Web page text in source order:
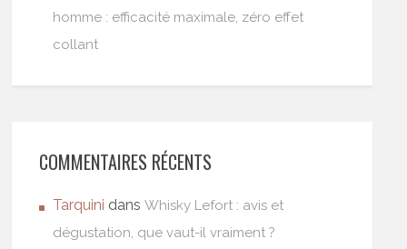
homme : efficacité maximale, zéro effet
collant
COMMENTAIRES RÉCENTS
Tarquini dansWhisky Lefort : avis et
dégustation, que vaut-il vraiment ?